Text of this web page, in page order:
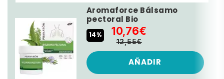
Aromaforce Bálsamo
pectoral Bio
14% 10,76€
12,55€
AÑADIR